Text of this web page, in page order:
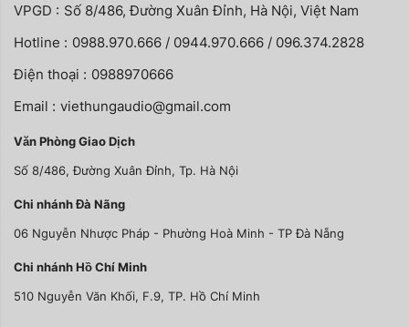
VPGD : Số 8/486, Đường Xuân Đỉnh, Hà Nội, Việt Nam
Hotline : 0988.970.666 / 0944.970.666 / 096.374.2828
Điện thoại : 0988970666
Email : viethungaudio@gmail.com
Văn Phòng Giao Dịch
Số 8/486, Đường Xuân Đỉnh, Tp. Hà Nội
Chi nhánh Đà Nãng
06 Nguyễn Nhược Pháp - Phường Hoà Minh - TP Đà Nẵng
Chi nhánh Hồ Chí Minh
510 Nguyễn Văn Khối, F.9, TP. Hồ Chí Minh